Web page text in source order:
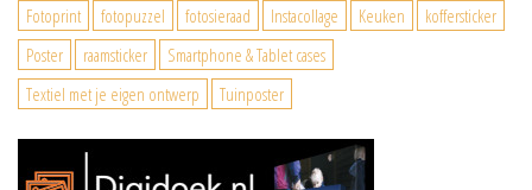
Fotoprint
fotopuzzel fotosieraad Instacollage Keuken
koffersticker
Poster
raamsticker
Smartphone & Tablet cases
Textiel met je eigen ontwerp
Tuinposter